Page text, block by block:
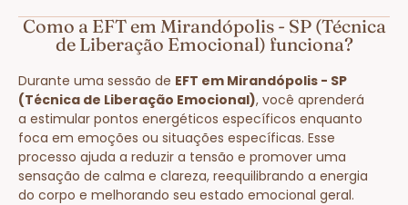
Como a EFT em Mirandópolis - SP (Técnica
de Liberação Emocional) funciona?
Durante uma sessão de EFT em Mirandópolis - SP
(Técnica de Liberação Emocional), você aprenderá
a estimular pontos energéticos específicos enquanto
foca em emoções ou situações específicas. Esse
processo ajuda a reduzir a tensão e promover uma
sensação de calma e clareza, reequilibrando a energia
do corpo e melhorando seu estado emocional geral.